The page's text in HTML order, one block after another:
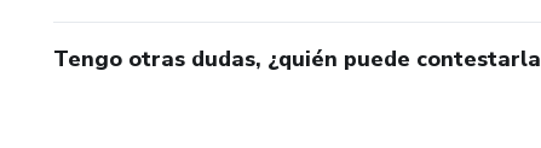
Tengo otras dudas, ¿quién puede